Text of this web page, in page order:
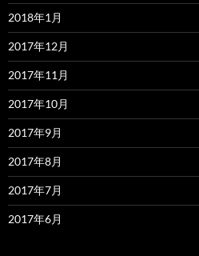
2018年1月
2017年12月
2017年11月
2017年10月
2017年9月
2017年8月
2017年7月
2017年6月